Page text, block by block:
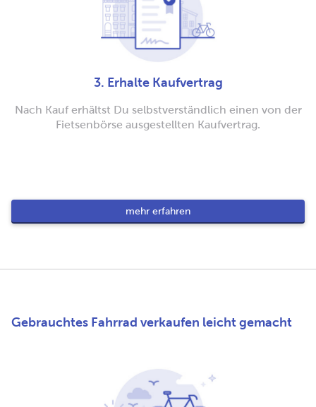
3. Erhalte Kaufvertrag
Nach Kauf erhältst Du selbstverständlich einen von der
Fietsenbörse ausgestellten Kaufvertrag.
mehr erfahren
Gebrauchtes Fahrrad verkaufen leicht gemacht